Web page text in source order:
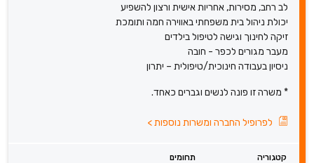
לב רחב, מסירות, אחריות אישית ורצון להשפיע
יכולת ניהול בית משפחתי באווירה חמה ותומכת
זיקה לחינוך וגישה לטיפול בילדים
מעבר מגורים לכפר - חובה
ניסיון בעבודה חינוכית/טיפולית – יתרון
* משרה זו פונה לנשים וגברים כאחד.
לפרופיל החברה ומשרות נוספות>
קטגוריה
תחומים